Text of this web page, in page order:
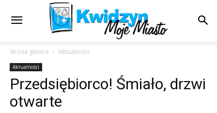
Strona główna Aktualności
Aktualności
Przedsiębiorco! Śmiało, drzwi
otwarte